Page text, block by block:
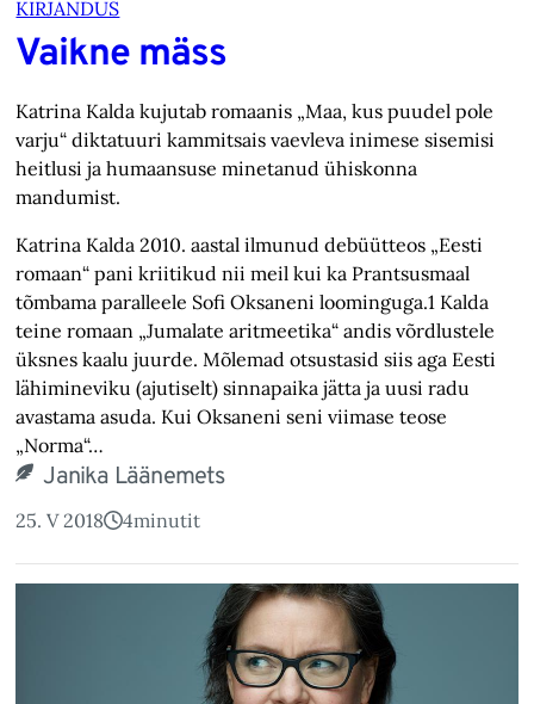
KIRJANDUS
Vaikne mäss
Katrina Kalda kujutab romaanis „Maa, kus puudel pole
varju“ diktatuuri kammitsais vaevleva inimese sisemisi
heitlusi ja humaansuse minetanud ühiskonna
mandumist.
Katrina Kalda 2010. aastal ilmunud debüütteos „Eesti
romaan“ pani kriitikud nii meil kui ka Prantsusmaal
tõmbama paralleele Sofi Oksaneni loominguga.1 Kalda
teine romaan „Jumalate aritmeetika“ andis võrdlustele
üksnes kaalu juurde. Mõlemad otsustasid siis aga Eesti
lähimineviku (ajutiselt) sinna­paika jätta ja uusi radu
avastama asuda. Kui Oksaneni seni viimase teose
„Norma“…
Janika Läänemets
25. V 2018 4minutit